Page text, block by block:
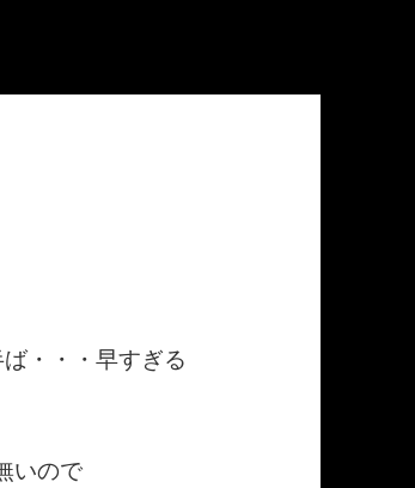
・・・早すぎる
いので